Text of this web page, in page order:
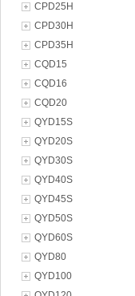
CPD25H
CPD30H
CPD35H
CQD15
CQD16
CQD20
QYD15S
QYD20S
QYD30S
QYD40S
QYD45S
QYD50S
QYD60S
QYD80
QYD100